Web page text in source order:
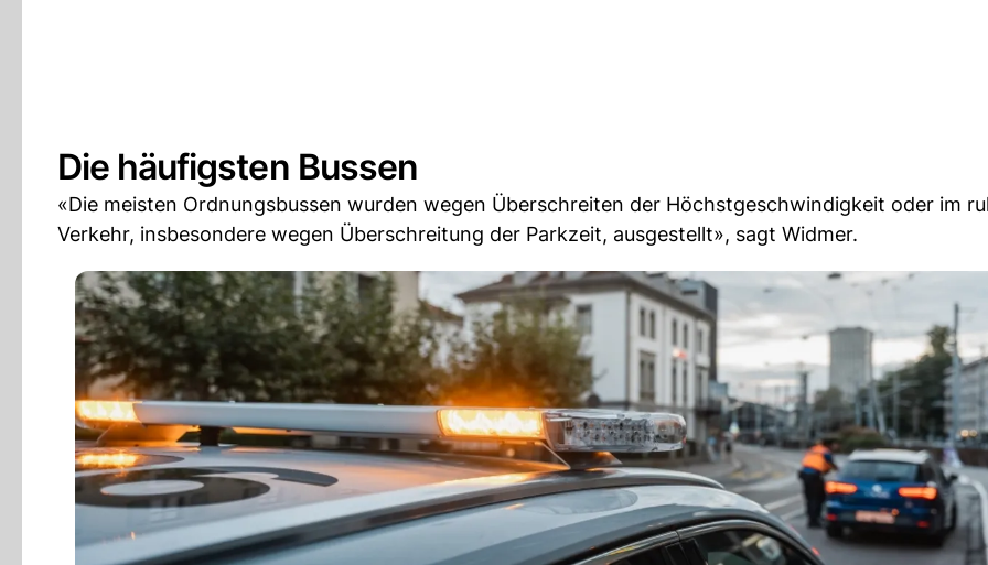
Die häufigsten Bussen
«Die meisten Ordnungsbussen wurden wegen Überschreiten der Höchstgeschwindigkeit oder im
Verkehr, insbesondere wegen Überschreitung der Parkzeit, ausgestellt», sagt Widmer.